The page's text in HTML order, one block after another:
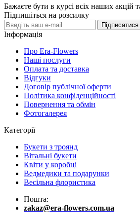
Бажаєте бути в курсі всіх наших акцій
Підпишіться на розсилку
Підписатися
Інформація
Про Era-Flowers
Наші послуги
Оплата та доставка
Відгуки
Договір публічної оферти
Політика конфіденційності
Повернення та обмін
Фотогалерея
Категорії
Букети з троянд
Вітальні букети
Квіти у коробці
Ведмедики та подарунки
Весільна флористика
Пошта:
zakaz@era-flowers.com.ua